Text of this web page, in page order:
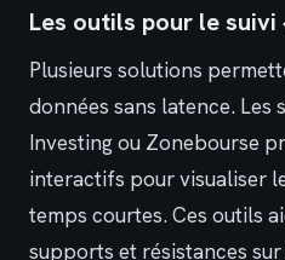
Les outils pour le suivi
Plusieurs solutions
données sans latence. Les
Investing ou Zonebourse
interactifs pour visualiser
temps courtes. Ces outils
supports et résistances